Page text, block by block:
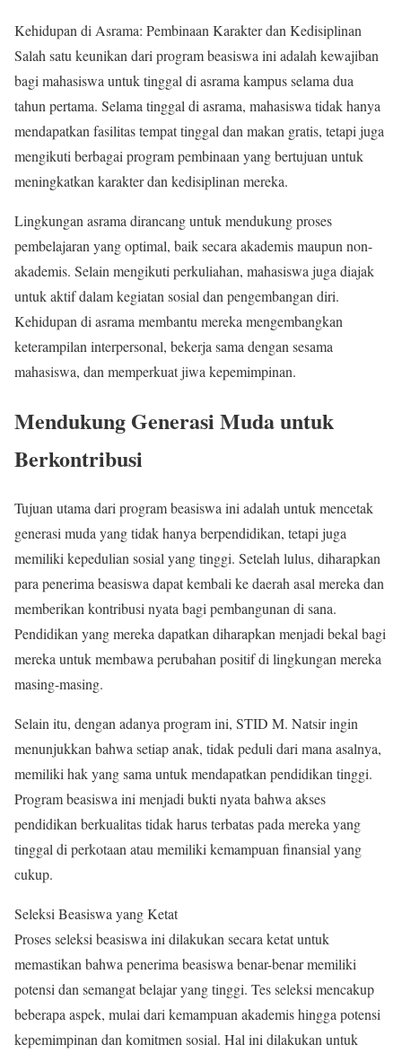
Kehidupan di Asrama: Pembinaan Karakter dan Kedisiplinan
Salah satu keunikan dari program beasiswa ini adalah kewajiban
bagi mahasiswa untuk tinggal di asrama kampus selama dua
tahun pertama. Selama tinggal di asrama, mahasiswa tidak hanya
mendapatkan fasilitas tempat tinggal dan makan gratis, tetapi juga
mengikuti berbagai program pembinaan yang bertujuan untuk
meningkatkan karakter dan kedisiplinan mereka.
Lingkungan asrama dirancang untuk mendukung proses
pembelajaran yang optimal, baik secara akademis maupun non-
akademis. Selain mengikuti perkuliahan, mahasiswa juga diajak
untuk aktif dalam kegiatan sosial dan pengembangan diri.
Kehidupan di asrama membantu mereka mengembangkan
keterampilan interpersonal, bekerja sama dengan sesama
mahasiswa, dan memperkuat jiwa kepemimpinan.
Mendukung Generasi Muda untuk
Berkontribusi
Tujuan utama dari program beasiswa ini adalah untuk mencetak
generasi muda yang tidak hanya berpendidikan, tetapi juga
memiliki kepedulian sosial yang tinggi. Setelah lulus, diharapkan
para penerima beasiswa dapat kembali ke daerah asal mereka dan
memberikan kontribusi nyata bagi pembangunan di sana.
Pendidikan yang mereka dapatkan diharapkan menjadi bekal bagi
mereka untuk membawa perubahan positif di lingkungan mereka
masing-masing.
Selain itu, dengan adanya program ini, STID M. Natsir ingin
menunjukkan bahwa setiap anak, tidak peduli dari mana asalnya,
memiliki hak yang sama untuk mendapatkan pendidikan tinggi.
Program beasiswa ini menjadi bukti nyata bahwa akses
pendidikan berkualitas tidak harus terbatas pada mereka yang
tinggal di perkotaan atau memiliki kemampuan finansial yang
cukup.
Seleksi Beasiswa yang Ketat
Proses seleksi beasiswa ini dilakukan secara ketat untuk
memastikan bahwa penerima beasiswa benar-benar memiliki
potensi dan semangat belajar yang tinggi. Tes seleksi mencakup
beberapa aspek, mulai dari kemampuan akademis hingga potensi
kepemimpinan dan komitmen sosial. Hal ini dilakukan untuk